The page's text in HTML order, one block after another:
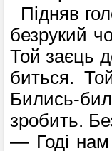
Підняв
безрукий
Той заєць
биться.
Бились-
зробить.
— Годі нам